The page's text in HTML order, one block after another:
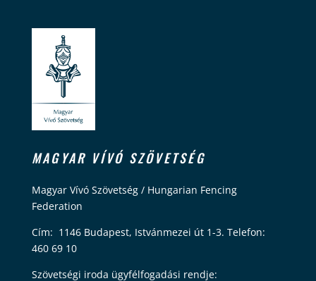
MAGYAR VÍVÓ SZÖVETSÉG
Magyar Vívó Szövetség / Hungarian Fencing
Federation
Cím: 1146 Budapest, Istvánmezei út 1-3. Telefon:
460 69 10
Szövetségi iroda ügyfélfogadási rendje: